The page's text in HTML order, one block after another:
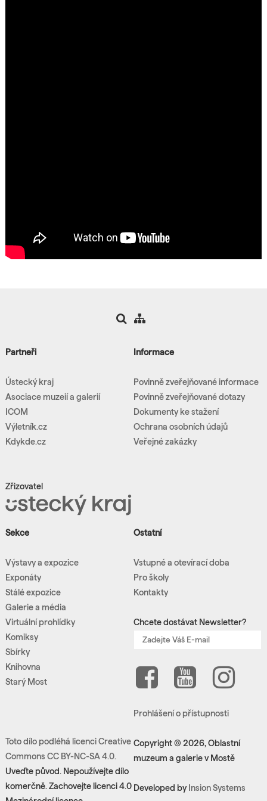
Partneři
Ústecký kraj
Asociace muzeií a galerií
ICOM
Výletník.cz
Kdykde.cz
Zřizovatel
Informace
Povinně zveřejňované informace
Povinně zveřejňované dotazy
Dokumenty ke stažení
Ochrana osobních údajů
Veřejné zakázky
Sekce
Výstavy a expozice
Exponáty
Stálé expozice
Galerie a média
Virtuální prohlídky
Komiksy
Sbírky
Knihovna
Starý Most
Toto dílo podléhá licenci Creative
Commons CC BY-NC-SA 4.0.
Uveďte původ. Nepoužívejte dílo
komerčně. Zachovejte licenci 4.0
Ostatní
Vstupné a otevírací doba
Pro školy
Kontakty
Chcete dostávat Newsletter?
Prohlášení o přístupnosti
Copyright © 2026, Oblastní
muzeum a galerie v Mostě
Developed by Insion Systems